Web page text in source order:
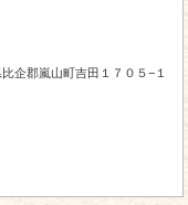
企郡嵐山町吉田１７０５−１